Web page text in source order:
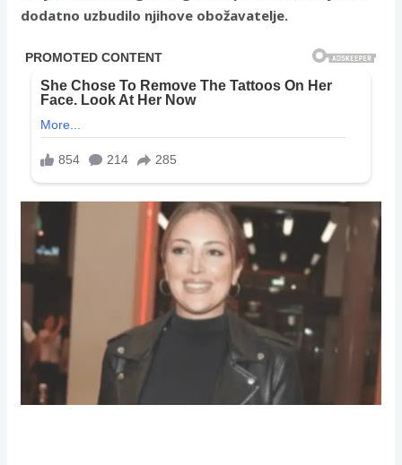
dodatno uzbudilo njihove obožavatelje.